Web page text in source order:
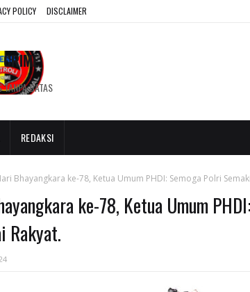
POLICY DISCLAIMER
TANPA BATAS
REDAKSI
Bhayangkara ke-78, Ketua Umum PHDI: Semoga Polri
ke-78, Ketua Umum
Rakyat.